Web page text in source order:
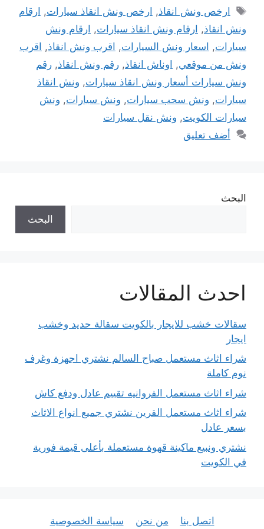
الوسوم
ارخص ونش انقاذ, ارخص ونش انقاذ سيارات, ارقام
ونش انقاذ, ارقام ونش انقاذ سيارات, ارقام ونش
سيارات, اسعار ونش السيارات, اقرب ونش انقاذ, اقرب
ونش من موقعي, اوناش انقاذ, رقم ونش انقاذ, رقم
ونش سيارات أسعار ونش انقاذ سيارات, ونش انقاذ
سيارات, ونش سحب سيارات, ونش سيارات, ونش
سيارات الكويت, ونش نقل سيارات
أضف تعليق
البحث
البحث
احدث المقالات
سقالات خشب للايجار بالكويت سقالة حديد وخشب
ايجار
شراء اثاث مستعمل صباح السالم نشتري اجهزة وغرف
نوم كاملة
شراء اثاث مستعمل الفروانيه تقييم عادل ودفع كاش
شراء اثاث مستعمل القرين نشتري جميع انواع الاثاث
بسعر عادل
نشتري ونبيع ماكينة قهوة مستعملة بأعلى قيمة فورية
في الكويت
اتصل بنا من نحن سياسة الخصوصية